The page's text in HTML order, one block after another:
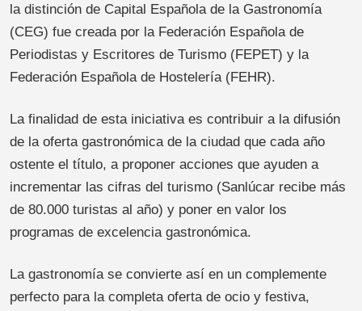
la distinción de Capital Española de la Gastronomía
(CEG) fue creada por la Federación Española de
Periodistas y Escritores de Turismo (FEPET) y la
Federación Española de Hostelería (FEHR).
La finalidad de esta iniciativa es contribuir a la difusión
de la oferta gastronómica de la ciudad que cada año
ostente el título, a proponer acciones que ayuden a
incrementar las cifras del turismo (Sanlúcar recibe más
de 80.000 turistas al año) y poner en valor los
programas de excelencia gastronómica.
La gastronomía se convierte así en un complemente
perfecto para la completa oferta de ocio y festiva,